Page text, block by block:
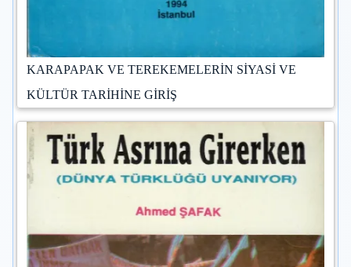
KARAPAPAK VE TEREKEMELERİN SİYASİ VE
KÜLTÜR TARİHİNE GİRİŞ